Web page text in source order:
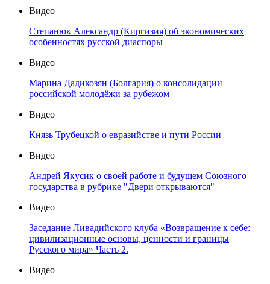
Видео
Степанюк Александр (Киргизия) об экономических
особенностях русской диаспоры
Видео
Марина Дадикозян (Болгария) о консолидации
российской молодёжи за рубежом
Видео
Князь Трубецкой о евразийстве и пути России
Видео
Андрей Якусик о своей работе и будущем Союзного
государства в рубрике "Двери открываются"
Видео
Заседание Ливадийского клуба «Возвращение к себе:
цивилизационные основы, ценности и границы
Русского мира» Часть 2.
Видео